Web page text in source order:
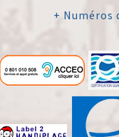
+ Numéros